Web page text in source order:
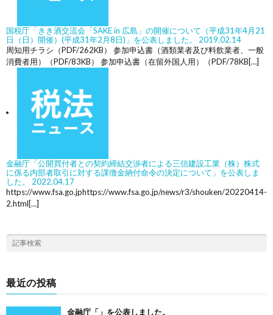
国税庁「きき酒交流会「SAKE in 広島」の開催について（平成31年4月21
日（日）開催）(平成31年2月8日)」を公表しました。
2019.02.14
周知用チラシ（PDF/262KB） 参加申込書（酒類業者及び料飲業者、一般
消費者用）（PDF/83KB） 参加申込書（在留外国人用）（PDF/78KB[…]
金融庁「公開買付者との契約締結交渉者による三信建設工業（株）株式
に係る内部者取引に対する課徴金納付命令の決定について」を公表しま
した。
2022.04.17
https://www.fsa.go.jphttps://www.fsa.go.jp/news/r3/shouken/20220414-
2.html[…]
最近の投稿
金融庁「」を公表しました。